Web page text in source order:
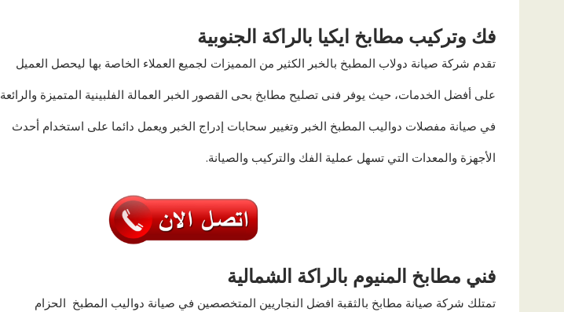
فك وتركيب مطابخ ايكيا بالراكة الجنوبية
تقدم شركة صيانة دولاب المطبخ بالخبر الكثير من المميزات لجميع العملاء الخاصة بها ليحصل العميل
على أفضل الخدمات، حيث يوفر فنى تصليح مطابخ بحى القصور الخبر العمالة الفلبينية المتميزة والرائعة
في صيانة مفصلات دواليب المطبخ الخبر وتغيير سحابات إدراج الخبر ويعمل دائما على استخدام أحدث
الأجهزة والمعدات التي تسهل عملية الفك والتركيب والصيانة.
فني مطابخ المنيوم بالراكة الشمالية
تمتلك شركة صيانة مطابخ بالثقبة افضل النجاريين المتخصصين في صيانة دواليب المطبخ الحزام